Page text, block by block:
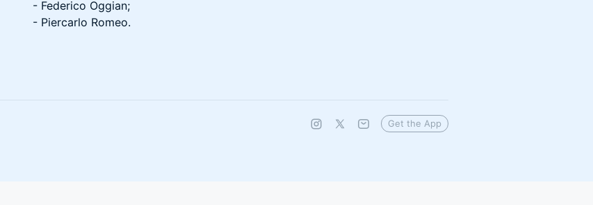
- Federico Oggian;
- Piercarlo Romeo.
Get the App